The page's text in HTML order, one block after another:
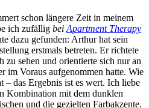
schon längere Zeit in meinem
ich zufällig bei Apartment Therapy
dazu gefunden: Arthur hat sein
erstmals betreten. Er richtete
zu sehen und orientierte sich nur an
im Voraus aufgenommen hatte. Wie
– das Ergebnis ist es wert. Ich liebe
Kombination mit dem dunklen
und die gezielten Farbakzente.